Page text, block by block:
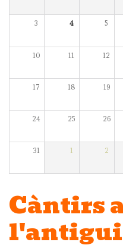
3 4 5
10 11 12
17 18 19
24 25 26
31 1 2
Càntirs